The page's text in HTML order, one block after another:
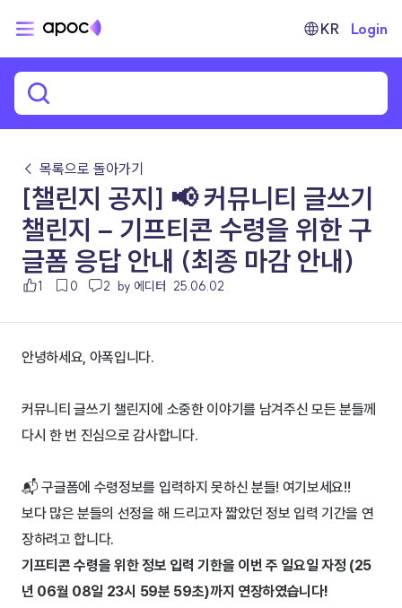
KR Login
← 목록으로 돌아가기
[챌린지 공지] 📢 커뮤니티 글쓰기
챌린지 – 기프티콘 수령을 위한 구
글폼 응답 안내 (최종 마감 안내)
1 0 2 by 에디터 25.06.02
안녕하세요, 아폭입니다.
커뮤니티 글쓰기 챌린지에 소중한 이야기를 남겨주신 모든 분들께
다시 한 번 진심으로 감사합니다.
📬 구글폼에 수령정보를 입력하지 못하신 분들! 여기보세요!!
보다 많은 분들의 선정을 해 드리고자 짧았던 정보 입력 기간을 연
장하려고 합니다.
기프티콘 수령을 위한 정보 입력 기한을 이번 주 일요일 자정 (25
년 06월 08일 23시 59분 59초)까지 연장하였습니다!